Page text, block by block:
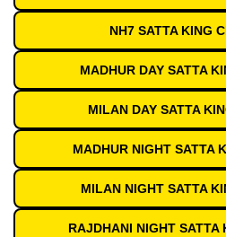
NH7 SATTA KING
MADHUR DAY SATTA
MILAN DAY SATTA
MADHUR NIGHT SATTA
MILAN NIGHT SATTA
RAJDHANI NIGHT SATTA